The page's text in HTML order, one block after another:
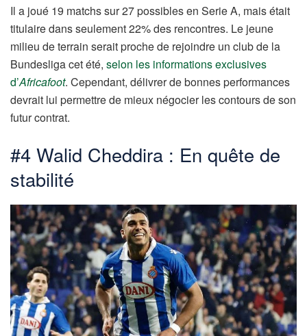
Il a joué 19 matchs sur 27 possibles en Serie A, mais était
titulaire dans seulement 22% des rencontres. Le jeune
milieu de terrain serait proche de rejoindre un club de la
Bundesliga cet été, selon les informations exclusives
d’Africafoot. Cependant, délivrer de bonnes performances
devrait lui permettre de mieux négocier les contours de son
futur contrat.
#4 Walid Cheddira : En quête de
stabilité